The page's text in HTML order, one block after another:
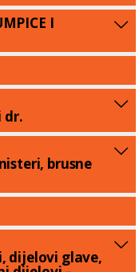
I
dr.
brusne
dijelovi glave,